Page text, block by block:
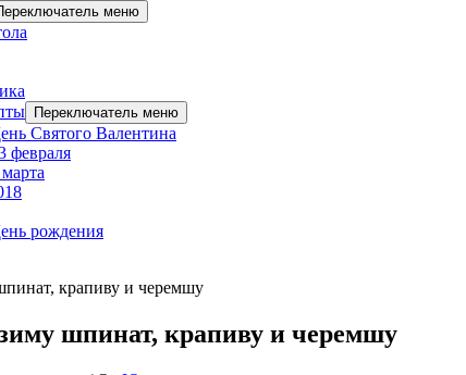
меню
Переключатель меню
Святого Валентина
февраля
рождения
крапиву и черемшу
шпинат, крапиву и черемшу